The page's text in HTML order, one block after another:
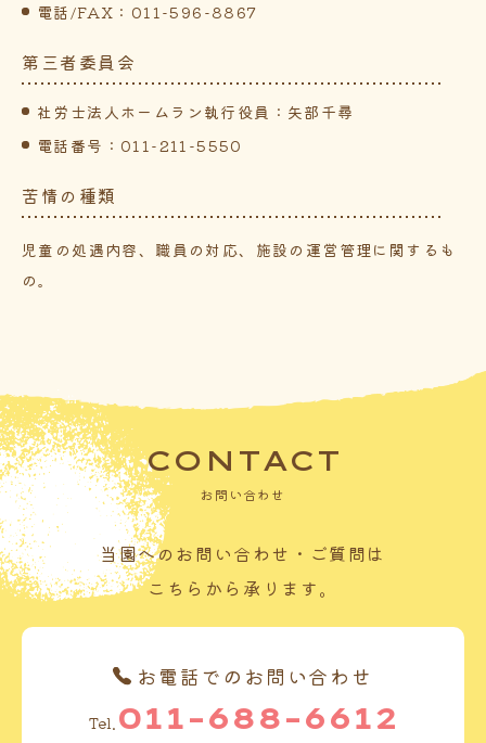
電話/FAX： 011-596-8867
第三者委員会
社労士法人ホームラン執行役員：矢部千尋
電話番号： 011-211-5550
苦情の種類
児童の処遇内容、職員の対応、施設の運営管理に関するも
の。
CONTACT
お問い合わせ
当園へのお問い合わせ・ご質問は
こちらから承ります。
お電話でのお問い合わせ
Tel. 011-688-6612